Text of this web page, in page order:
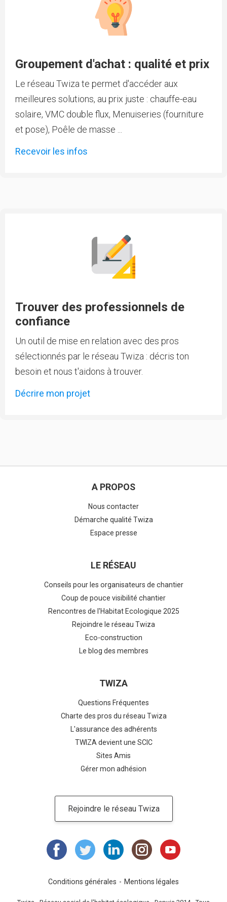
Groupement d'achat : qualité et prix
Le réseau Twiza te permet d'accéder aux
meilleures solutions, au prix juste : chauffe-eau
solaire, VMC double flux, Menuiseries (fourniture
et pose), Poêle de masse ...
Recevoir les infos
Trouver des professionnels de
confiance
Un outil de mise en relation avec des pros
sélectionnés par le réseau Twiza : décris ton
besoin et nous t'aidons à trouver.
Décrire mon projet
A PROPOS
Nous contacter
Démarche qualité Twiza
Espace presse
LE RÉSEAU
Conseils pour les organisateurs de chantier
Coup de pouce visibilité chantier
Rencontres de l'Habitat Ecologique 2025
Rejoindre le réseau Twiza
Eco-construction
Le blog des membres
TWIZA
Questions Fréquentes
Charte des pros du réseau Twiza
L'assurance des adhérents
TWIZA devient une SCIC
Sites Amis
Gérer mon adhésion
Rejoindre le réseau Twiza
Conditions générales Mentions légales